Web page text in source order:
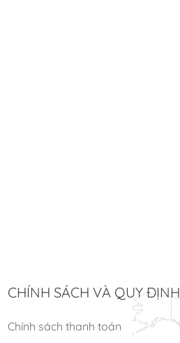
CHÍNH SÁCH VÀ QUY ĐỊNH
Chính sách thanh toán